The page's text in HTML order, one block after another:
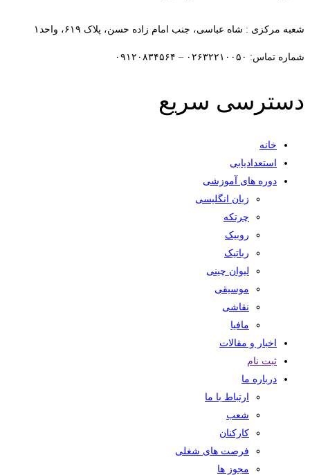
شعبه مرکزی : شاه عباسی، جنب امام زاده حسن، پلاک ۶۱۹، واحد۱​
شماره تماس: ۰۲۶۳۲۲۱۰۰۵۰ – ۰۹۱۲۰۸۳۴۵۶۴
دسترسی سریع
خانه
استعدادیابی
دوره های آموزشی
زبان انگلیسی
چرتکه
روبیک
رباتیک
لیوان چینی
موسیقی
نقاشی
مافیا
اخبار و مقالات
ثبت نام
درباره ما
ارتباط با ما
شعب
کارکنان
فرصت های شغلی
مجوز ها